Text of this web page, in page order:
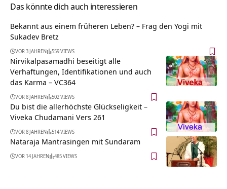
Das könnte dich auch interessieren
Bekannt aus einem früheren Leben? – Frag den Yogi mit
Sukadev Bretz
VOR 3 JAHREN 559 VIEWS
Nirvikalpasamadhi beseitigt alle
Verhaftungen, Identifikationen und auch
das Karma – VC364
VOR 8 JAHREN 502 VIEWS
Du bist die allerhöchste Glückseligkeit –
Viveka Chudamani Vers 261
VOR 8 JAHREN 514 VIEWS
Nataraja Mantrasingen mit Sundaram
VOR 14 JAHREN 485 VIEWS